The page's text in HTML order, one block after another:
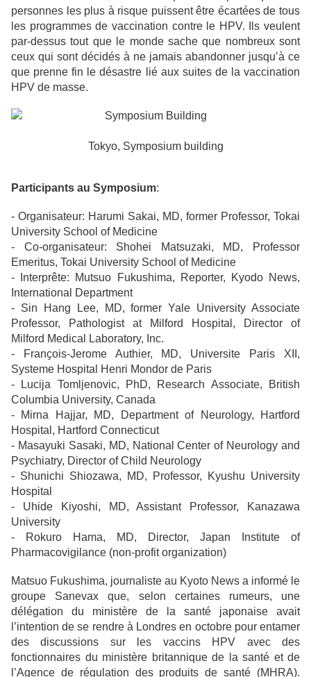
personnes les plus à risque puissent être écartées de tous
les programmes de vaccination contre le HPV. Ils veulent
par-dessus tout que le monde sache que nombreux sont
ceux qui sont décidés à ne jamais abandonner jusqu’à ce
que prenne fin le désastre lié aux suites de la vaccination
HPV de masse.
Tokyo, Symposium building
Participants au Symposium:
- Organisateur: Harumi Sakai, MD, former Professor, Tokai
University School of Medicine
- Co-organisateur: Shohei Matsuzaki, MD, Professor
Emeritus, Tokai University School of Medicine
- Interprête: Mutsuo Fukushima, Reporter, Kyodo News,
International Department
- Sin Hang Lee, MD, former Yale University Associate
Professor, Pathologist at Milford Hospital, Director of
Milford Medical Laboratory, Inc.
- Franҫois-Jerome Authier, MD, Universite Paris XII,
Systeme Hospital Henri Mondor de Paris
- Lucija Tomljenovic, PhD, Research Associate, British
Columbia University, Canada
- Mirna Hajjar, MD, Department of Neurology, Hartford
Hospital, Hartford Connecticut
- Masayuki Sasaki, MD, National Center of Neurology and
Psychiatry, Director of Child Neurology
- Shunichi Shiozawa, MD, Professor, Kyushu University
Hospital
- Uhide Kiyoshi, MD, Assistant Professor, Kanazawa
University
- Rokuro Hama, MD, Director, Japan Institute of
Pharmacovigilance (non-profit organization)
Matsuo Fukushima, journaliste au Kyoto News a informé le
groupe Sanevax que, selon certaines rumeurs, une
délégation du ministère de la santé japonaise avait
l’intention de se rendre à Londres en octobre pour entamer
des discussions sur les vaccins HPV avec des
fonctionnaires du ministère britannique de la santé et de
l’Agence de régulation des produits de santé (MHRA).